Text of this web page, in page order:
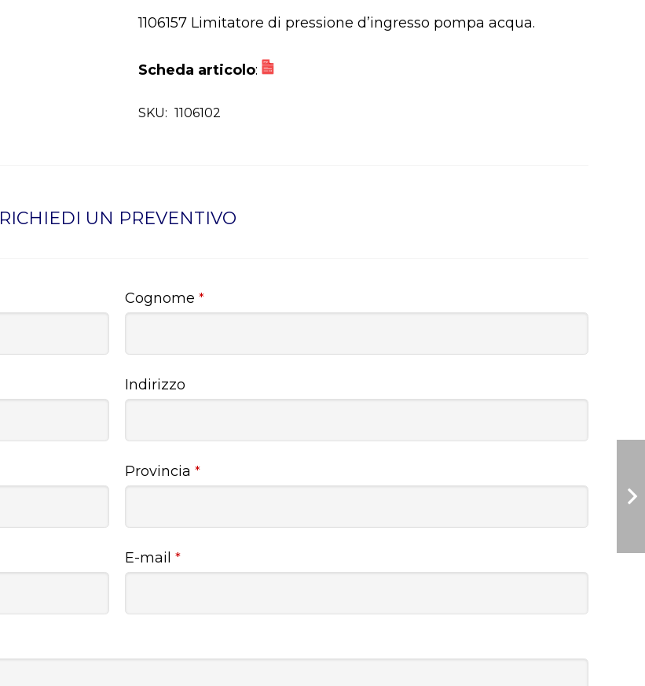
1106157 Limitatore di pressione d’ingresso pompa acqua.
Scheda articolo:
SKU: 1106102
RICHIEDI UN PREVENTIVO
Cognome *
Indirizzo
Provincia *
E-mail *